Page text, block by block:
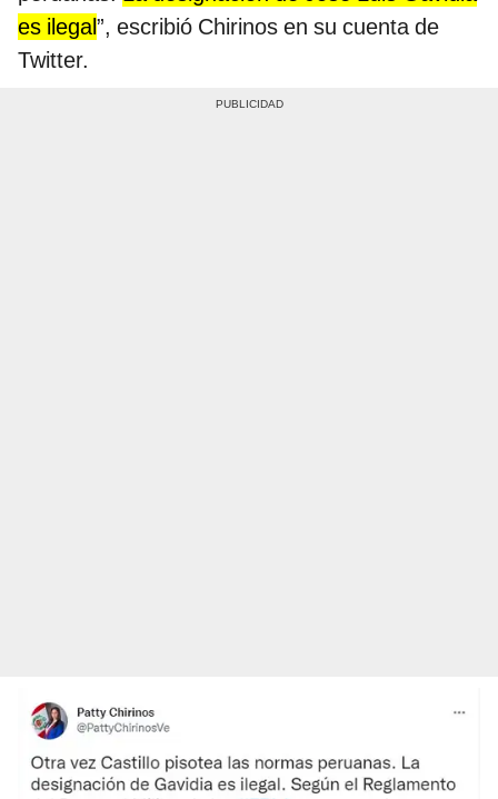
es ilegal”, escribió Chirinos en su cuenta de
Twitter.